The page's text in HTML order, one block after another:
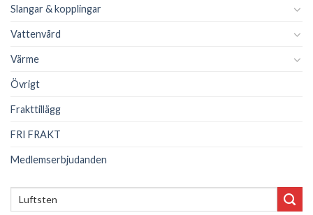
Slangar & kopplingar
Vattenvård
Värme
Övrigt
Frakttillägg
FRI FRAKT
Medlemserbjudanden